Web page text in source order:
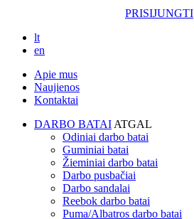
PRISIJUNGTI
lt
en
Apie mus
Naujienos
Kontaktai
DARBO BATAI ATGAL
Odiniai darbo batai
Guminiai batai
Žieminiai darbo batai
Darbo pusbačiai
Darbo sandalai
Reebok darbo batai
Puma/Albatros darbo batai